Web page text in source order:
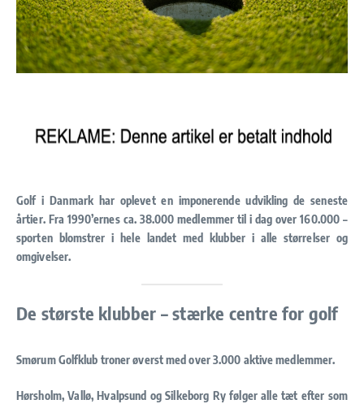
Golf i Danmark har oplevet en imponerende udvikling de seneste
årtier. Fra 1990’ernes ca. 38.000 medlemmer til i dag over 160.000 –
sporten blomstrer i hele landet med klubber i alle størrelser og
omgivelser.
De største klubber – stærke centre for golf
Smørum Golfklub troner øverst med over 3.000 aktive medlemmer.
Hørsholm, Vallø, Hvalpsund og Silkeborg Ry følger alle tæt efter som